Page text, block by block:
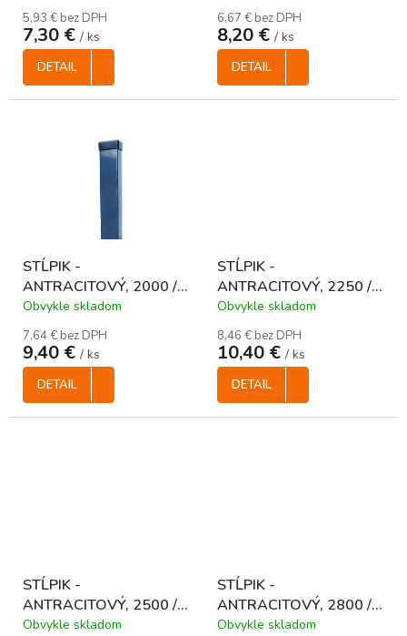
o
v
5,93 € bez DPH
7,30 € / ks
DETAIL
6,67 € bez DPH
8,20 € / ks
DETAIL
STĹPIK -
ANTRACITOVÝ, 2000 /
40 x 60 mm
Obvykle skladom
7,64 € bez DPH
9,40 € / ks
DETAIL
STĹPIK -
ANTRACITOVÝ, 2250 /
40 x 60 mm
Obvykle skladom
8,46 € bez DPH
10,40 € / ks
DETAIL
STĹPIK -
ANTRACITOVÝ, 2500 /
40 x 60 mm
Obvykle skladom
STĹPIK -
ANTRACITOVÝ, 2800 /
40 x 60 mm
Obvykle skladom